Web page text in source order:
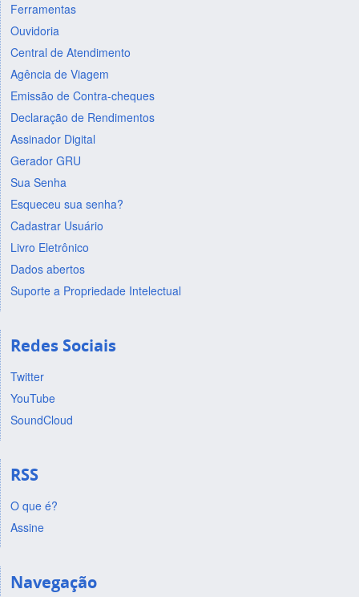
Ferramentas
Ouvidoria
Central de Atendimento
Agência de Viagem
Emissão de Contra-cheques
Declaração de Rendimentos
Assinador Digital
Gerador GRU
Sua Senha
Esqueceu sua senha?
Cadastrar Usuário
Livro Eletrônico
Dados abertos
Suporte a Propriedade Intelectual
Redes Sociais
Twitter
YouTube
SoundCloud
RSS
O que é?
Assine
Navegação